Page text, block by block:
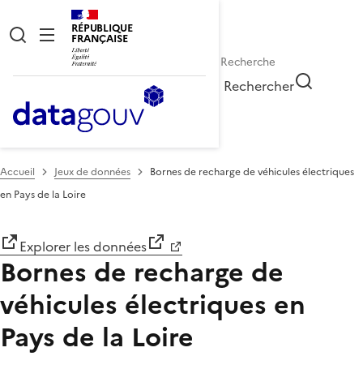
RÉPUBLIQUE
FRANÇAISE
Rechercher
Accueil Jeux de données
Bornes de recharge de véhicules électriques
en Pays de la Loire
Explorer les données
Bornes de recharge de
véhicules électriques en
Pays de la Loire